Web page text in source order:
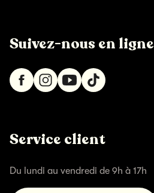
Suivez-nous en ligne
Service client
Du lundi au vendredi de 9h à 17h